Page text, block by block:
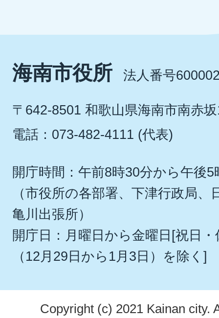
海南市役所 法人番号
〒642-8501 和歌山県海南市南赤
電話：073-482-4111 (代表)
開庁時間：午前8時30分から午後5
（市役所の各部署、下津行政局
亀川出張所）
開庁日：月曜日から金曜日[祝日
（12月29日から1月3日）を除く]
Copyright (c) 2021 Kainan city.